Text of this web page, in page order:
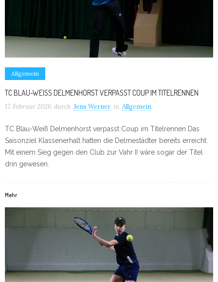
Allgemein
TC BLAU-WEISS DELMENHORST VERPASST COUP IM TITELRENNEN
17. Februar 2026 durch Jens Werner in Allgemein
TC Blau-Weiß Delmenhorst verpasst Coup im Titelrennen Das
Saisonziel Klassenerhalt hatten die Delmestädter bereits erreicht.
Mit einem Sieg gegen den Club zur Vahr II wäre sogar der Titel
drin gewesen.
Mehr